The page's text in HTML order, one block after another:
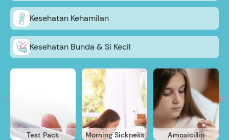
Kesehatan Kehamilan
Kesehatan Bunda & Si Kecil
Test Pack Morning Sickness Amoxicillin